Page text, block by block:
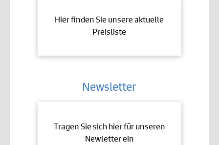
Hier finden Sie unsere aktuelle
Preisliste
Newsletter
Tragen Sie sich hier für unseren
Newletter ein